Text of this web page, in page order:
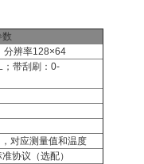
数
分辨率128×64
带刮刷：0-
对应测量值和温度
协议（选配）